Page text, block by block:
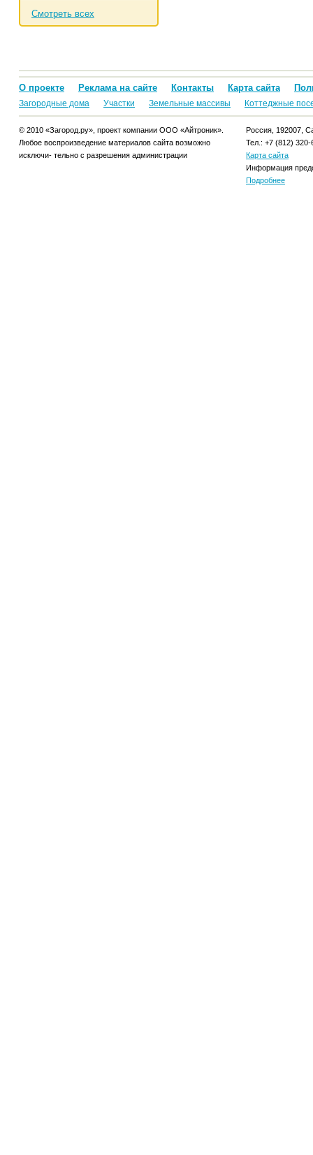
Смотреть всех
О проекте Реклама на сайте Контакты Карта сайта
Загородные дома Участки Земельные массивы Коттеджные
© 2010 «Загород.ру», проект компании ООО «Айтроник».
Любое воспроизведение материалов сайта возможно
исключи- тельно с разрешения администрации
Россия, 192007,
Тел.: +7 (812) 320-
Карта сайта
Информация
Подробнее